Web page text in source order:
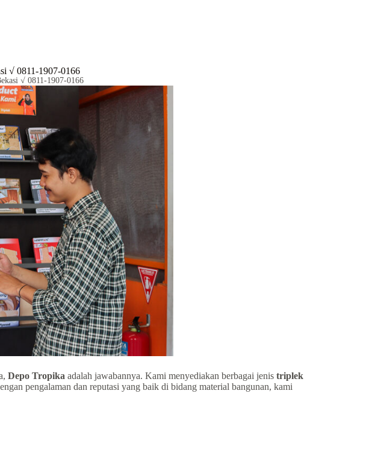
√ 0811-1907-0166
√ 0811-1907-0166
Depo Tropika adalah jawabannya. Kami menyediakan berbagai jenis triplek
pengalaman dan reputasi yang baik di bidang material bangunan, kami